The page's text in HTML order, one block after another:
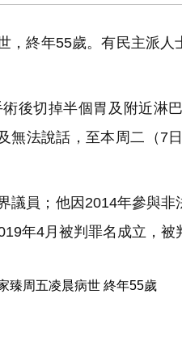
終年55歲。有民主派人
後切掉半個胃及附近淋
無法說話，至本周二（7
員；他因2014年參與非
年4月被判罪名成立，被